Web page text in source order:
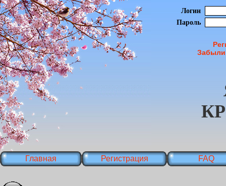
Логин
Пароль
Главная Регистрация FAQ